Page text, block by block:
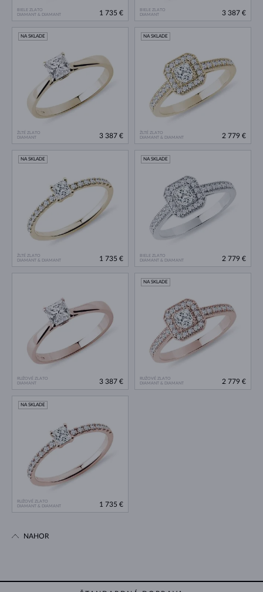
BIELE ZLATO
DIAMANT & DIAMANT
1 735 €
BIELE ZLATO
DIAMANT
3 387 €
ŽLTÉ ZLATO
DIAMANT
NA SKLADE
3 387 €
ŽLTÉ ZLATO
DIAMANT & DIAMANT
NA SKLADE
2 779 €
ŽLTÉ ZLATO
DIAMANT & DIAMANT
NA SKLADE
1 735 €
BIELE ZLATO
DIAMANT & DIAMANT
NA SKLADE
2 779 €
RUŽOVÉ ZLATO
DIAMANT
3 387 €
RUŽOVÉ ZLATO
DIAMANT & DIAMANT
NA SKLADE
2 779 €
RUŽOVÉ ZLATO
DIAMANT & DIAMANT
NA SKLADE
1 735 €
NAHOR